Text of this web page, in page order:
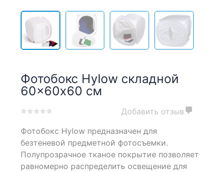
Фотобокс Hylow складной
60×60х60 см
out
on
customer
Добавить отзыв
Фотобокс Hylow предназначен для
безтеневой предметной фотосъемки.
Полупрозрачное тканое покрытие позволяет
равномерно распределить освещение для